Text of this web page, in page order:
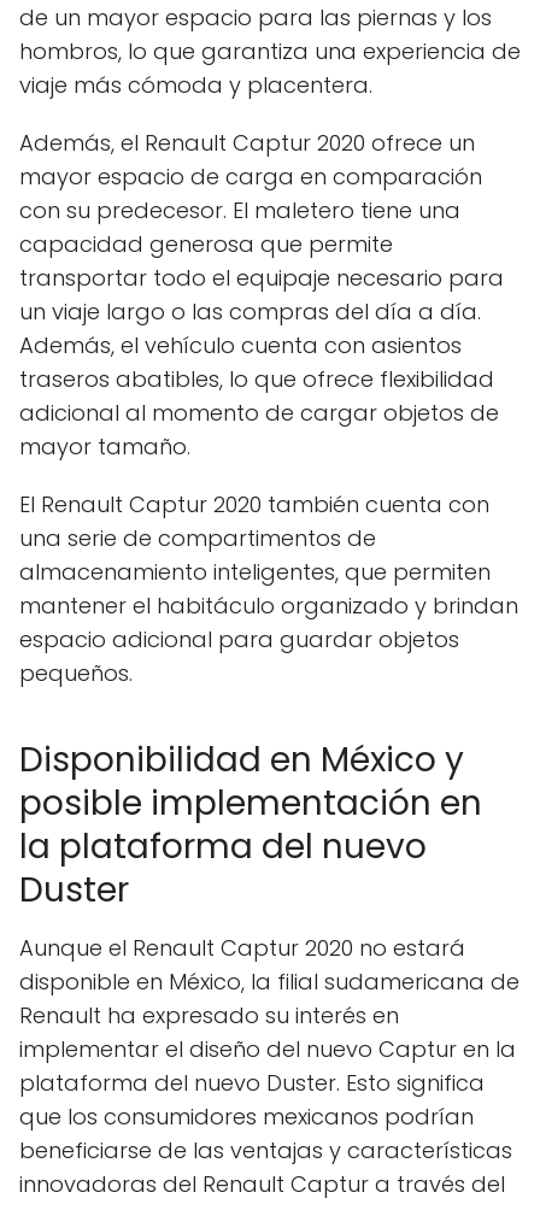
de un mayor espacio para las piernas y los
hombros, lo que garantiza una experiencia de
viaje más cómoda y placentera.
Además, el Renault Captur 2020 ofrece un
mayor espacio de carga en comparación
con su predecesor. El maletero tiene una
capacidad generosa que permite
transportar todo el equipaje necesario para
un viaje largo o las compras del día a día.
Además, el vehículo cuenta con asientos
traseros abatibles, lo que ofrece flexibilidad
adicional al momento de cargar objetos de
mayor tamaño.
El Renault Captur 2020 también cuenta con
una serie de compartimentos de
almacenamiento inteligentes, que permiten
mantener el habitáculo organizado y brindan
espacio adicional para guardar objetos
pequeños.
Disponibilidad en México y
posible implementación en
la plataforma del nuevo
Duster
Aunque el Renault Captur 2020 no estará
disponible en México, la filial sudamericana de
Renault ha expresado su interés en
implementar el diseño del nuevo Captur en la
plataforma del nuevo Duster. Esto significa
que los consumidores mexicanos podrían
beneficiarse de las ventajas y características
innovadoras del Renault Captur a través del